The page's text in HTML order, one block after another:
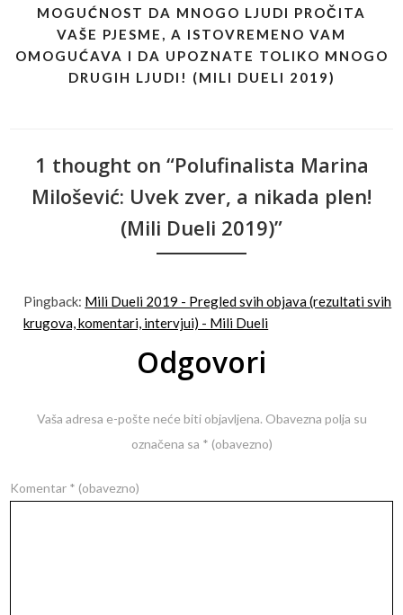
MOGUĆNOST DA MNOGO LJUDI PROČITA
VAŠE PJESME, A ISTOVREMENO VAM
OMOGUĆAVA I DA UPOZNATE TOLIKO MNOGO
DRUGIH LJUDI! (MILI DUELI 2019)
1 thought on “Polufinalista Marina
Milošević: Uvek zver, a nikada plen!
(Mili Dueli 2019)”
Pingback: Mili Dueli 2019 - Pregled svih objava (rezultati svih
krugova, komentari, intervjui) - Mili Dueli
Odgovori
Vaša adresa e-pošte neće biti objavljena. Obavezna polja su
označena sa * (obavezno)
Komentar * (obavezno)